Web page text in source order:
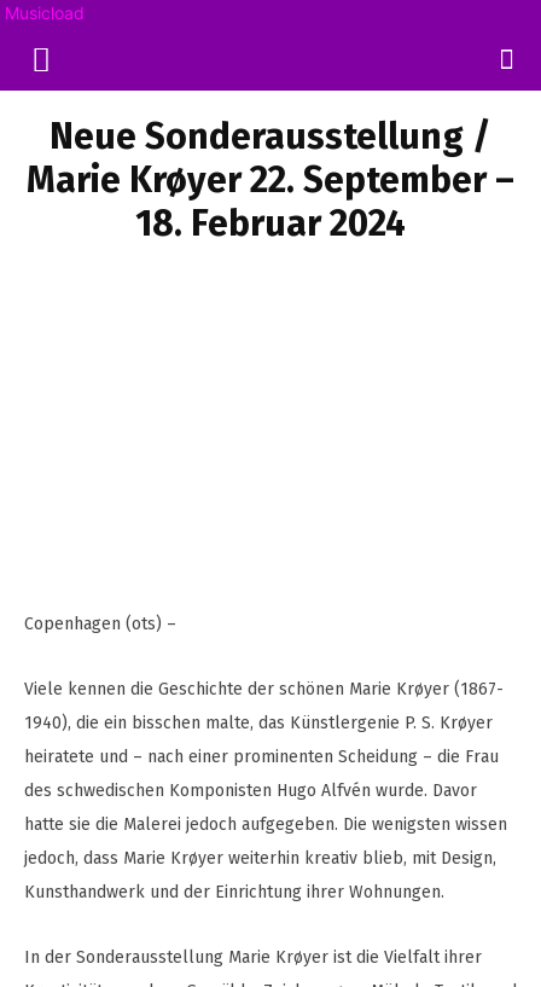
Musicload
Neue Sonderausstellung /
Marie Krøyer 22. September –
18. Februar 2024
Copenhagen (ots) –
Viele kennen die Geschichte der schönen Marie Krøyer (1867-
1940), die ein bisschen malte, das Künstlergenie P. S. Krøyer
heiratete und – nach einer prominenten Scheidung – die Frau
des schwedischen Komponisten Hugo Alfvén wurde. Davor
hatte sie die Malerei jedoch aufgegeben. Die wenigsten wissen
jedoch, dass Marie Krøyer weiterhin kreativ blieb, mit Design,
Kunsthandwerk und der Einrichtung ihrer Wohnungen.
In der Sonderausstellung Marie Krøyer ist die Vielfalt ihrer